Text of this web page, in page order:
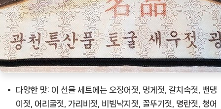
다양한 맛: 이 선물 세트에는 오징어젓, 멍게젓, 갈치속젓, 밴댕
이젓, 어리굴젓, 가리비젓, 비빔낙지젓, 꼴뚜기젓, 명란젓, 청어